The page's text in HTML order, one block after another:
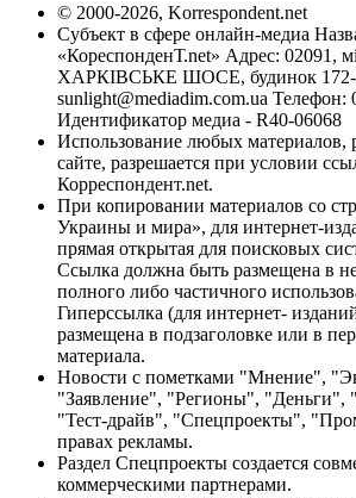
© 2000-2026, Korrespondent.net
Субъект в сфере онлайн-медиа
«КореспонденТ.net» Адрес: 02091,
ХАРКІВСЬКЕ ШОСЕ, будинок 172-
sunlight@mediadim.com.ua Телефон:
Идентификатор медиа - R40-06068
Использование любых материалов,
сайте, разрешается при условии
Корреспондент.net.
При копировании материалов со
Украины и мира», для интернет-
прямая открытая для поисковых
Ссылка должна быть размещена в
полного либо частичного
Гиперссылка (для интернет-
размещена в подзаголовке или в
материала.
Новости с пометками "Мнение",
"Заявление", "Регионы",
"Тест-драйв", "Спецпроекты",
правах рекламы.
Раздел Спецпроекты создается
коммерческими партнерами.